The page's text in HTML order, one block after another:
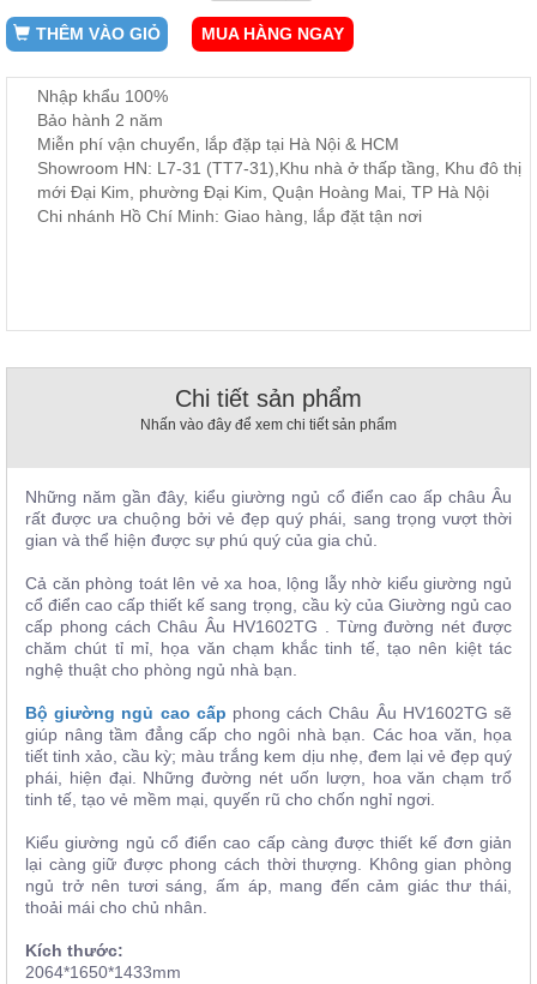
Thất
Ban
Công,
Vườn
Trang
Nội
Thất
Nhà
Hàng
Hàng
THÊM VÀO GIỎ MUA HÀNG NGAY
Nhập khẩu 100%
Bảo hành 2 năm
Miễn phí vận chuyển, lắp đặp tại Hà Nội & HCM
Showroom HN: L7-31 (TT7-31),Khu nhà ở thấp tầng, Khu đô thị
mới Đại Kim, phường Đại Kim, Quận Hoàng Mai, TP Hà Nội
Chi nhánh Hồ Chí Minh: Giao hàng, lắp đặt tận nơi
Chi tiết sản phẩm
Nhấn vào đây để xem chi tiết sản phẩm
Những năm gần đây, kiểu giường ngủ cổ điển cao ấp châu Âu
rất được ưa chuộng bởi vẻ đẹp quý phái, sang trọng vượt thời
gian và thể hiện được sự phú quý của gia chủ.
Cả căn phòng toát lên vẻ xa hoa, lộng lẫy nhờ kiểu giường ngủ
cổ điển cao cấp thiết kế sang trọng, cầu kỳ của Giường ngủ cao
cấp phong cách Châu Âu HV1602TG . Từng đường nét được
chăm chút tỉ mỉ, họa văn chạm khắc tinh tế, tạo nên kiệt tác
nghệ thuật cho phòng ngủ nhà bạn.
Bộ giường ngủ cao cấp phong cách Châu Âu HV1602TG sẽ
giúp nâng tầm đẳng cấp cho ngôi nhà bạn. Các hoa văn, họa
tiết tinh xảo, cầu kỳ; màu trắng kem dịu nhẹ, đem lại vẻ đẹp quý
phái, hiện đại. Những đường nét uốn lượn, hoa văn chạm trổ
tinh tế, tạo vẻ mềm mại, quyến rũ cho chốn nghỉ ngơi.
Kiểu giường ngủ cổ điển cao cấp càng được thiết kế đơn giản
lại càng giữ được phong cách thời thượng. Không gian phòng
ngủ trở nên tươi sáng, ấm áp, mang đến cảm giác thư thái,
thoải mái cho chủ nhân.
Kích thước:
2064*1650*1433mm